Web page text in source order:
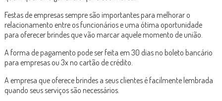
Festas de empresas sempre são importantes para melhorar o
relacionamento entre os funcionários e uma ótima oportunidade
para oferecer brindes que vão marcar aquele momento de união.
A forma de pagamento pode ser feita em 30 dias no boleto bancário
para empresas ou 3x no cartão de crédito.
A empresa que oferece brindes a seus clientes é facilmente lembrada
quando seus serviços são necessários.